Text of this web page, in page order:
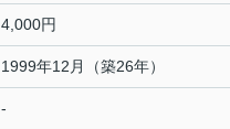
4,000円
1999年12月（築26年）
-